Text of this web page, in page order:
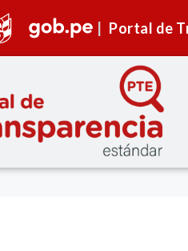
Portal de